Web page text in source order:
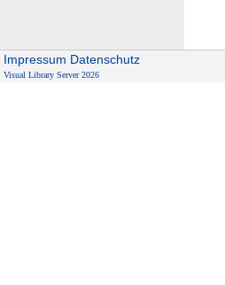
Impressum Datenschutz
Visual Library Server 2026